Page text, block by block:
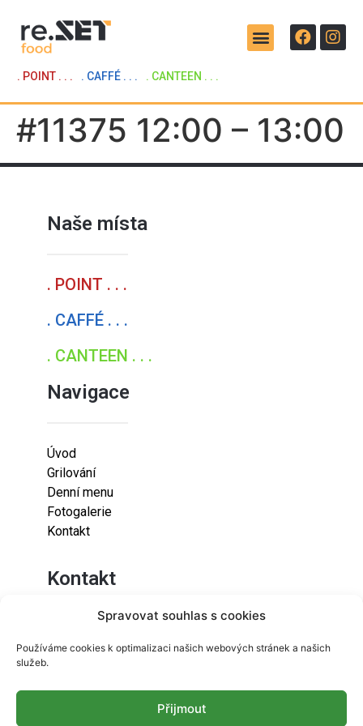
Spravovat souhlas s cookies
Používáme cookies k optimalizaci našich webových stránek a našich
služeb.
Přijmout
. POINT . . . . CAFFÉ . . . . CANTEEN . . .
#11375 12:00 – 13:00
Naše místa
. POINT . . .
. CAFFÉ . . .
. CANTEEN . . .
Navigace
Úvod
Grilování
Denní menu
Fotogalerie
Kontakt
Kontakt
Lazaretní 925/9